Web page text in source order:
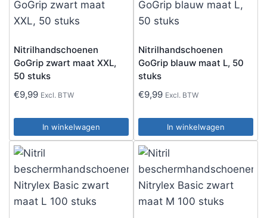
Nitrilhandschoenen
GoGrip zwart maat XXL,
50 stuks
€9,99 Excl. BTW
In winkelwagen
Nitrilhandschoenen
GoGrip blauw maat L, 50
stuks
€9,99 Excl. BTW
In winkelwagen